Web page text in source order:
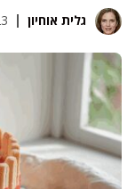
גלית אוחיון 23